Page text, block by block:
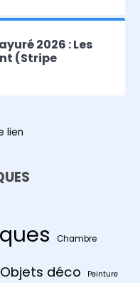
2026 : Les
(Stripe
lien
Chambre
Objets déco Peinture